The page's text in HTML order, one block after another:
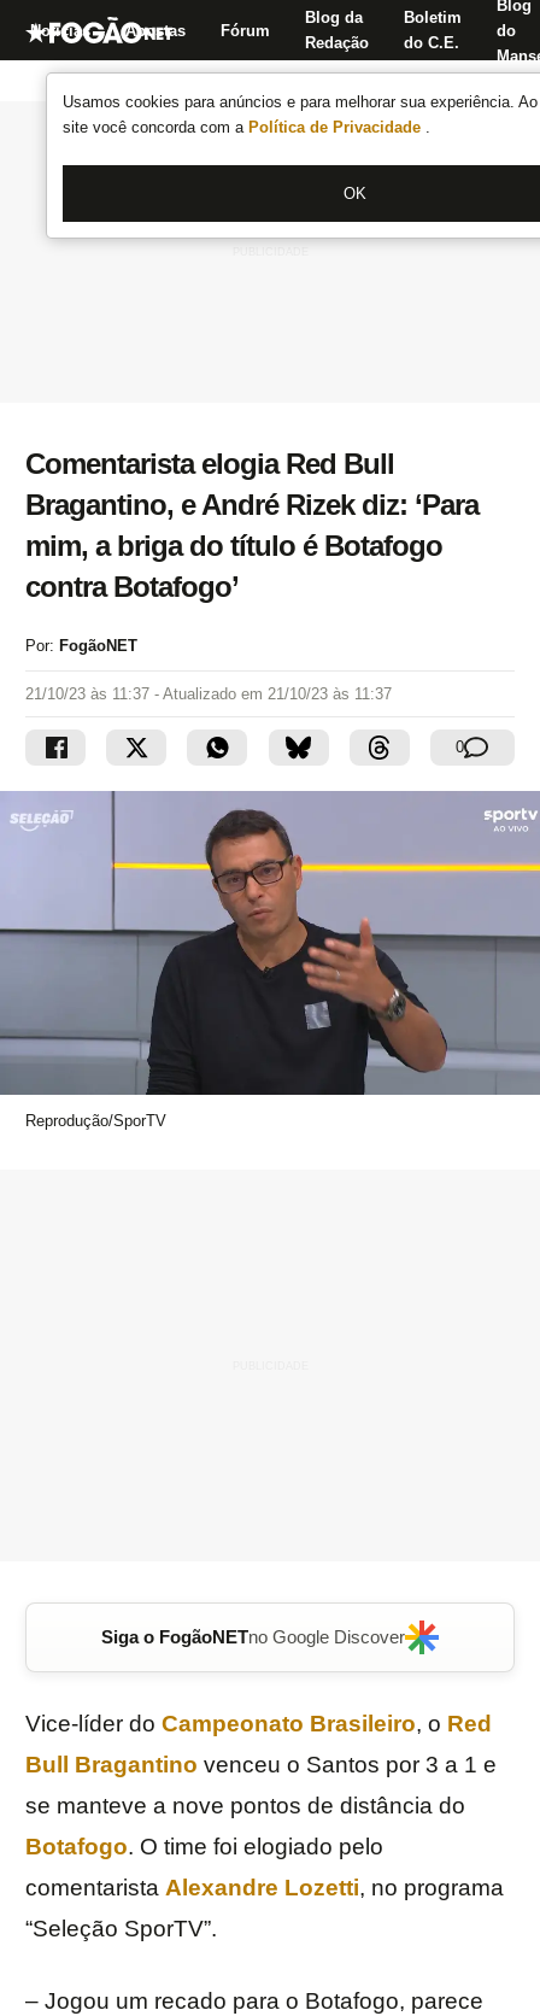
Usamos cookies para anúncios e para melhorar sua experiência.
site você concorda com a Política de Privacidade .
OK
Notícias Apostas Fórum
Blog da
Redação
Boletim
do C.E.
Blog
do
Comentarista elogia Red Bull
Bragantino, e André Rizek diz: ‘Para
mim, a briga do título é Botafogo
contra Botafogo’
Por: FogãoNET
21/10/23 às 11:37 - Atualizado em 21/10/23 às 11:37
0
Reprodução/SporTV
Siga o FogãoNETno Google Discover
Vice-líder do Campeonato Brasileiro, o Red
Bull Bragantino venceu o Santos por 3 a 1 e
se manteve a nove pontos de distância do
Botafogo. O time foi elogiado pelo
comentarista Alexandre Lozetti, no programa
“Seleção SporTV”.
– Jogou um recado para o Botafogo, parece